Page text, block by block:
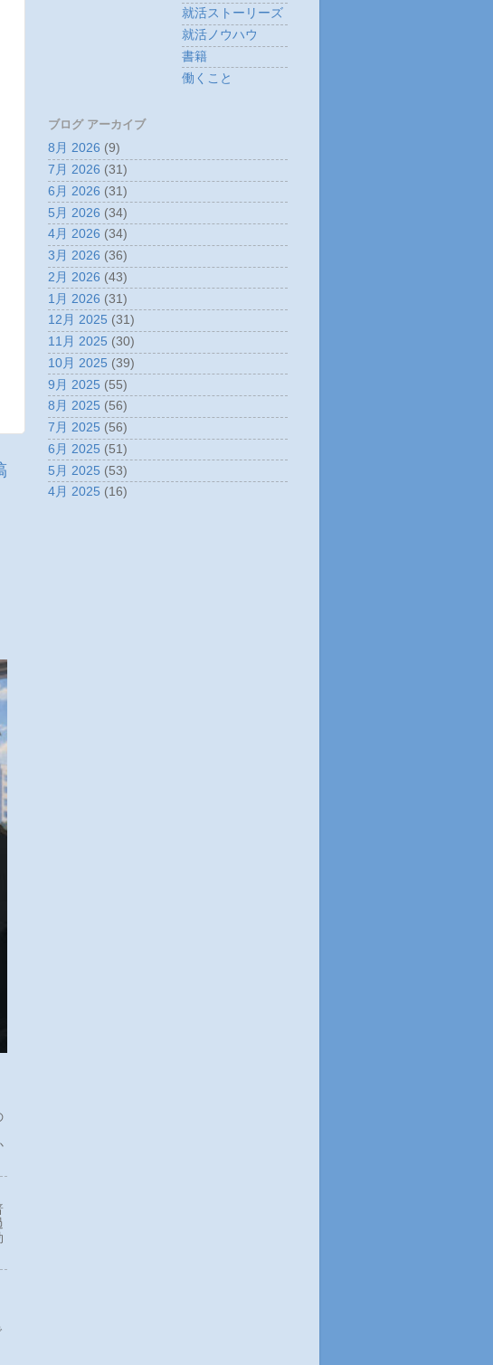
就活ストーリーズ
就活ノウハウ
書籍
働くこと
ブログ アーカイブ
8月 2026 (9)
7月 2026 (31)
6月 2026 (31)
5月 2026 (34)
4月 2026 (34)
3月 2026 (36)
2月 2026 (43)
1月 2026 (31)
12月 2025 (31)
11月 2025 (30)
10月 2025 (39)
9月 2025 (55)
8月 2025 (56)
7月 2025 (56)
6月 2025 (51)
5月 2025 (53)
4月 2025 (16)